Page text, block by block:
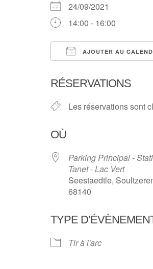
24/09/2021
14:00 - 16:00
AJOUTER AU
RÉSERVATIONS
Les réservations sont
OÙ
Parking Principal -
Tanet - Lac Vert
Seestaedtle,
68140
TYPE
Tir à l'arc